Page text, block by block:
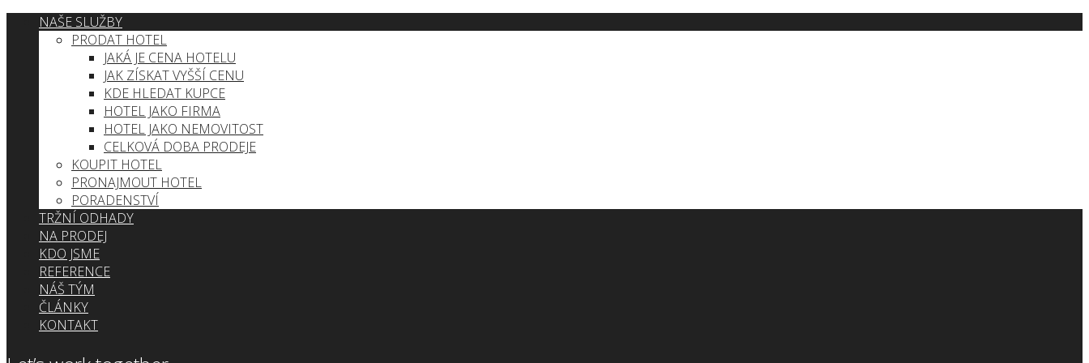
NAŠE SLUŽBY
PRODAT HOTEL
JAKÁ JE CENA HOTELU
JAK ZÍSKAT VYŠŠÍ CENU
KDE HLEDAT KUPCE
HOTEL JAKO FIRMA
HOTEL JAKO NEMOVITOST
CELKOVÁ DOBA PRODEJE
KOUPIT HOTEL
PRONAJMOUT HOTEL
PORADENSTVÍ
TRŽNÍ ODHADY
NA PRODEJ
KDO JSME
REFERENCE
NÁŠ TÝM
ČLÁNKY
KONTAKT